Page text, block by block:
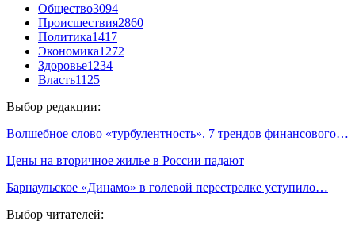
Общество3094
Происшествия2860
Политика1417
Экономика1272
Здоровье1234
Власть1125
Выбор редакции:
Волшебное слово «турбулентность». 7 трендов финансового…
Цены на вторичное жилье в России падают
Барнаульское «Динамо» в голевой перестрелке уступило…
Выбор читателей: